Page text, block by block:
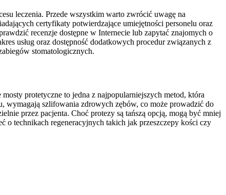
leczenia. Przede wszystkim warto zwrócić uwagę na
certyfikaty potwierdzające umiejętności personelu oraz
recenzje dostępne w Internecie lub zapytać znajomych o
usług oraz dostępność dodatkowych procedur związanych z
stomatologicznych.
protetyczne to jedna z najpopularniejszych metod, która
wymagają szlifowania zdrowych zębów, co może prowadzić do
przez pacjenta. Choć protezy są tańszą opcją, mogą być mniej
technikach regeneracyjnych takich jak przeszczepy kości czy